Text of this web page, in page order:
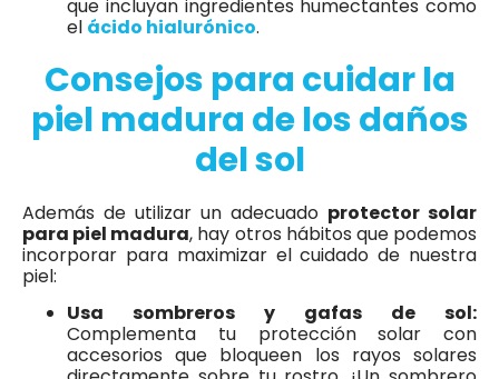
que incluyan ingredientes humectantes como
el ácido hialurónico.
Consejos para cuidar la
piel madura de los daños
del sol
Además de utilizar un adecuado protector solar
para piel madura, hay otros hábitos que podemos
incorporar para maximizar el cuidado de nuestra
piel:
Usa sombreros y gafas de sol:
Complementa tu protección solar con
accesorios que bloqueen los rayos solares